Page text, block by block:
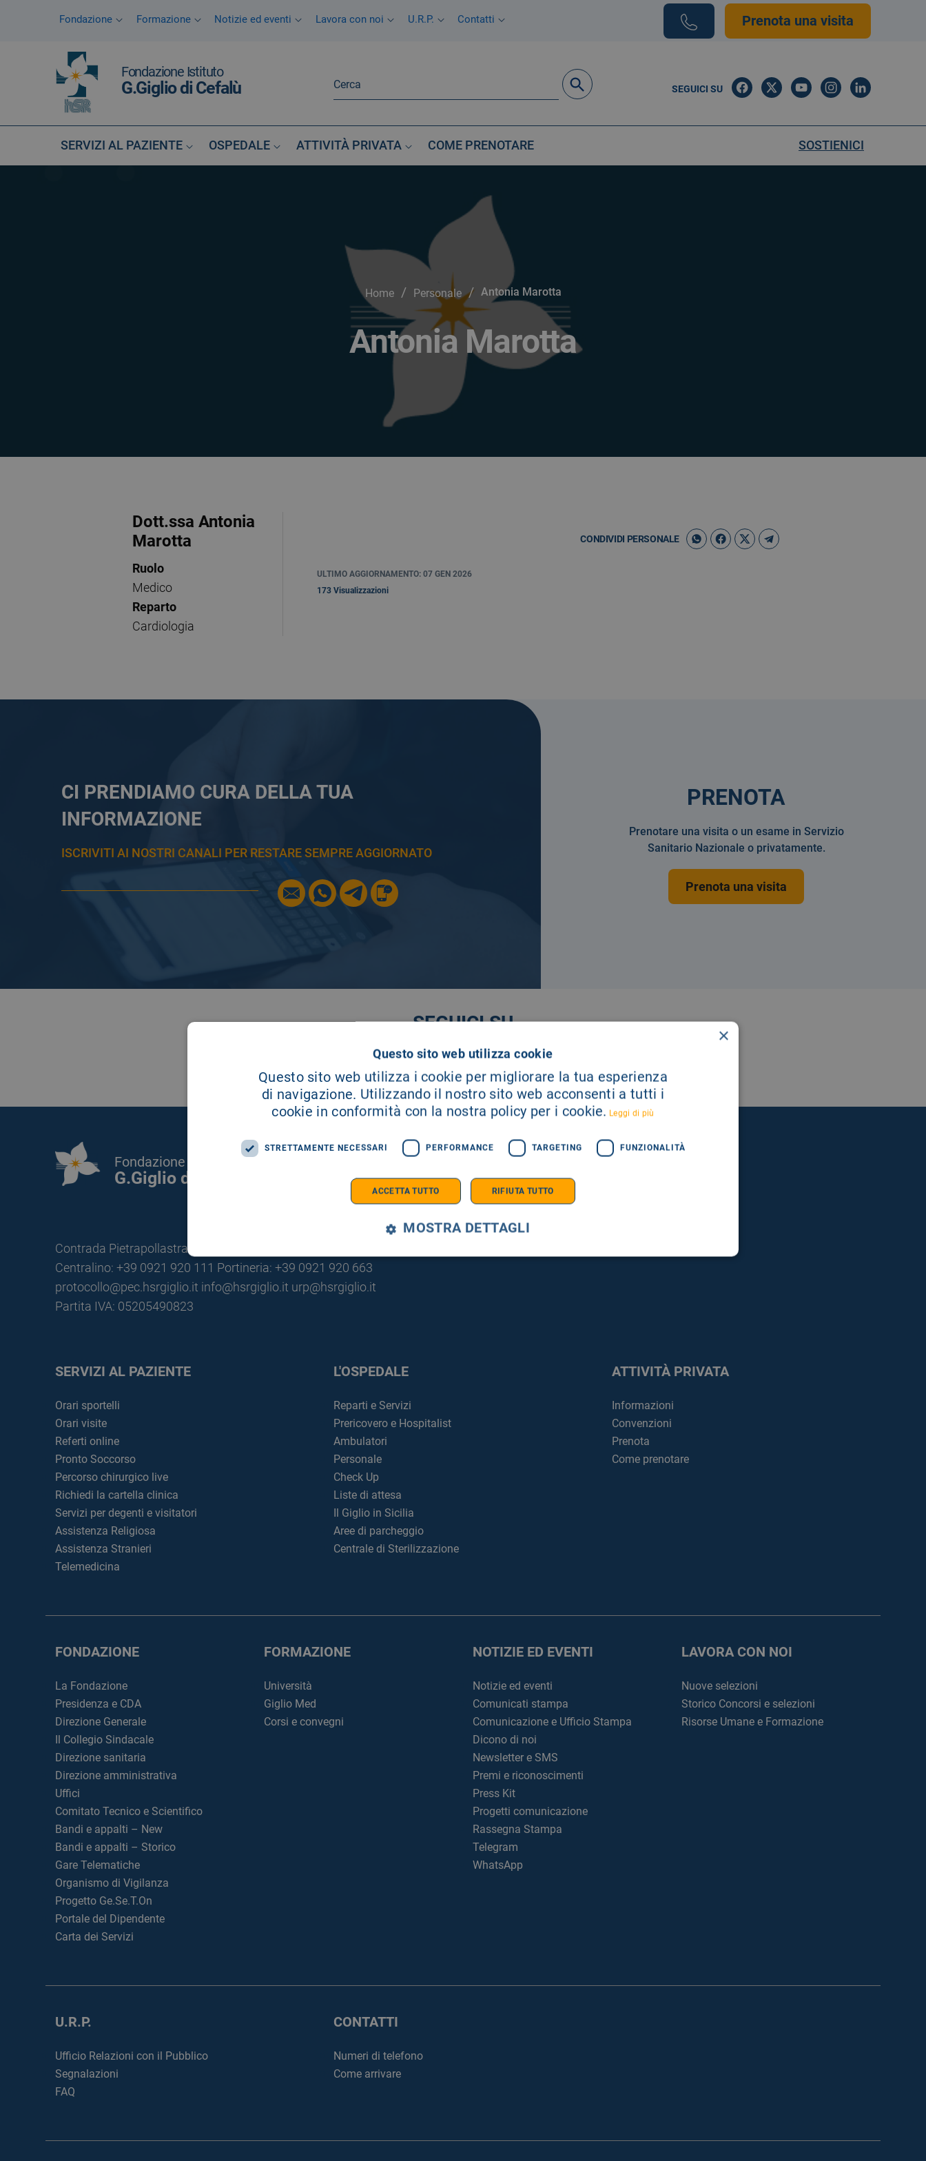
Vai al menu di navigazione
Fondazione Formazione Notizie ed eventi Lavora con noi U.R.P. Contatti Prenota una visita
Fondazione Istituto
G.Giglio di Cefalù SEGUICI SU
SERVIZI AL PAZIENTE OSPEDALE ATTIVITÀ PRIVATA COME PRENOTARE SOSTIENICI
Home / Personale / Antonia Marotta
Antonia Marotta
Dott.ssa Antonia
Marotta
Ruolo
Medico
Reparto
Cardiologia
CONDIVIDI PERSONALE
ULTIMO AGGIORNAMENTO: 07 GEN 2026
173 Visualizzazioni
CI PRENDIAMO CURA DELLA TUA
INFORMAZIONE
ISCRIVITI AI NOSTRI CANALI PER RESTARE SEMPRE AGGIORNATO
PRENOTA
Prenotare una visita o un esame in Servizio
Sanitario Nazionale o privatamente.
Prenota una visita
SEGUICI SU
Fondazione Istituto
G.Giglio di Cefalù
Contrada Pietrapollastra - Pisciotto 90015 Cefalù (PA)
Centralino: +39 0921 920 111 Portineria: +39 0921 920 663
protocollo@pec.hsrgiglio.it info@hsrgiglio.it urp@hsrgiglio.it
Partita IVA: 05205490823
SERVIZI AL PAZIENTE
Orari sportelli
Orari visite
Referti online
Pronto Soccorso
Percorso chirurgico live
Richiedi la cartella clinica
Servizi per degenti e visitatori
Assistenza Religiosa
Assistenza Stranieri
Telemedicina
L'OSPEDALE
Reparti e Servizi
Prericovero e Hospitalist
Ambulatori
Personale
Check Up
Liste di attesa
Il Giglio in Sicilia
Aree di parcheggio
Centrale di Sterilizzazione
ATTIVITÀ PRIVATA
Informazioni
Convenzioni
Prenota
Come prenotare
FONDAZIONE
La Fondazione
Presidenza e CDA
Direzione Generale
Il Collegio Sindacale
Direzione sanitaria
Direzione amministrativa
Uffici
Comitato Tecnico e Scientifico
Bandi e appalti – New
Bandi e appalti – Storico
Gare Telematiche
Organismo di Vigilanza
Progetto Ge.Se.T.On
Portale del Dipendente
Carta dei Servizi
FORMAZIONE
Università
Giglio Med
Corsi e convegni
NOTIZIE ED EVENTI
Notizie ed eventi
Comunicati stampa
Comunicazione e Ufficio Stampa
Dicono di noi
Newsletter e SMS
Premi e riconoscimenti
Press Kit
Progetti comunicazione
Rassegna Stampa
Telegram
WhatsApp
LAVORA CON NOI
Nuove selezioni
Storico Concorsi e selezioni
Risorse Umane e Formazione
U.R.P.
Ufficio Relazioni con il Pubblico
Segnalazioni
FAQ
CONTATTI
Numeri di telefono
Come arrivare
×
Questo sito web utilizza cookie
Questo sito web utilizza i cookie per migliorare la tua esperienza
di navigazione. Utilizzando il nostro sito web acconsenti a tutti i
cookie in conformità con la nostra policy per i cookie. Leggi di più
STRETTAMENTE NECESSARI PERFORMANCE TARGETING FUNZIONALITÀ
ACCETTA TUTTO RIFIUTA TUTTO
MOSTRA DETTAGLI